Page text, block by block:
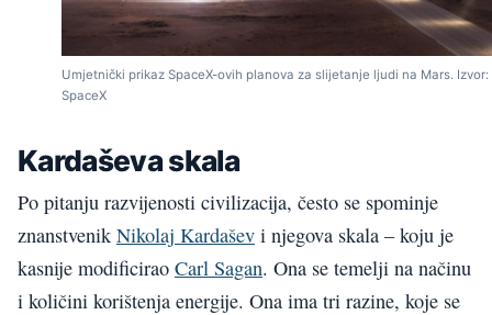
Umjetnički prikaz SpaceX-ovih planova za slijetanje ljudi na Mars. Izvor:
SpaceX
Kardaševa skala
Po pitanju razvijenosti civilizacija, često se spominje
znanstvenik Nikolaj Kardašev i njegova skala – koju je
kasnije modificirao Carl Sagan. Ona se temelji na načinu
i količini korištenja energije. Ona ima tri razine, koje se